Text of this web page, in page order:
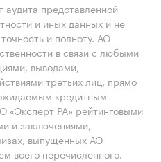
представленной
и иных данных и не
и полноту. АО
в связи с любыми
выводами,
третьих лиц, прямо
кредитным
«Эксперт РА» рейтинговыми
и заключениями,
выпущенных АО
всего перечисленного.